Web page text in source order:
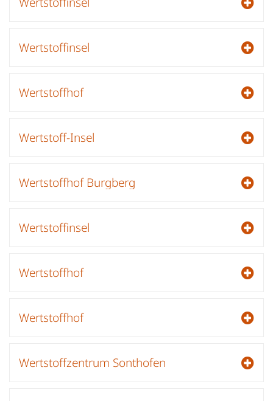
Wertstoffinsel
Wertstoffhof
Wertstoff-Insel
Wertstoffhof Burgberg
Wertstoffinsel
Wertstoffhof
Wertstoffhof
Wertstoffzentrum Sonthofen